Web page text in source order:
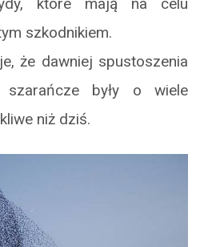
szkodnikiem.
że dawniej spustoszenia
szarańcze były o wiele
niż dziś.